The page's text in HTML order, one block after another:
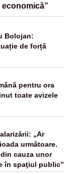
Bolojan:
de forță
pentru ora
toate avizele
„Ar
următoare.
cauza unor
în spaţiul public”